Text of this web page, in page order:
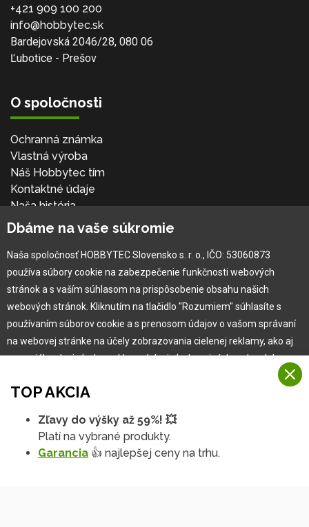
+421 909 100 200
info@hobbytec.sk
Bardejovská 2046/28, 080 06
Ľubotice - Prešov
O spoločnosti
Ochranná známka
Vlastná výroba
Náš Hobbytec tím
Kontaktné údaje
Naša história
Kariéra
Pre zákazníka
Garancia najlepšej ceny
Užívateľský manuál
Obchodné podmienky
Zákazník & partner
Novinky
TOP AKCIA
Zľavy do výšky až 59%! 💥
Platí na vybrané produkty.
Garancia 👍 najlepšej ceny na trhu.
Dbáme na vaše súkromie
Naša spoločnosť HOBBYTEC Slovensko s. r. o., IČO: 53060873
používa súbory cookie na zabezpečenie funkčnosti webových
stránok a s vaším súhlasom na prispôsobenie obsahu našich
webových stránok. Kliknutím na tlačidlo "Rozumiem" súhlasíte s
používaním súborov cookie a s prenosom údajov o vašom správaní
na webovej stránke na účely zobrazovania cielenej reklamy, ako aj
na sociálnych sieťach a reklamných sieťach na iných webových
Viac informácií
Na našich webových stránkach používame niekoľko kategórií
Rozumiem